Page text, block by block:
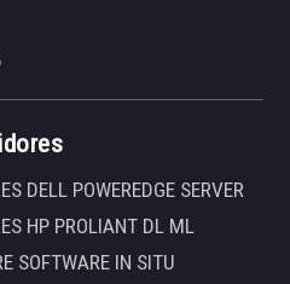
DELL POWEREDGE SERVER
HP PROLIANT DL ML
SOFTWARE IN SITU